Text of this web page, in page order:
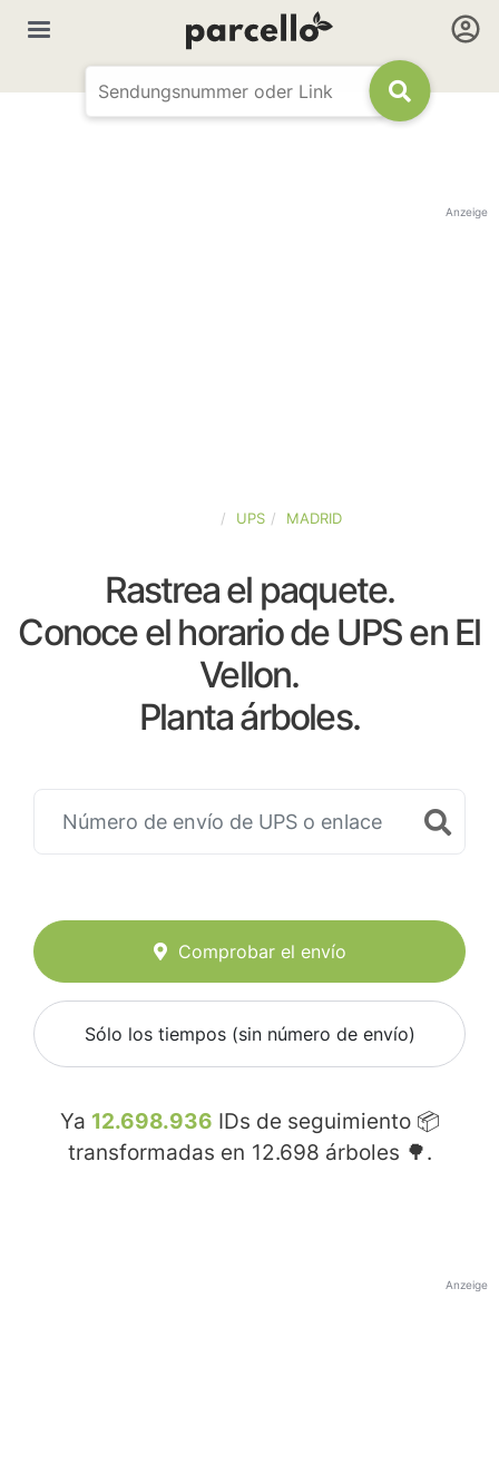
Anzeige
UPS MADRID
Rastrea el paquete.
Conoce el horario de UPS en El
Vellon.
Planta árboles.
Comprobar el envío
Sólo los tiempos (sin número de envío)
Ya 12.698.936 IDs de seguimiento 📦
transformadas en 12.698 árboles 🌳.
Anzeige